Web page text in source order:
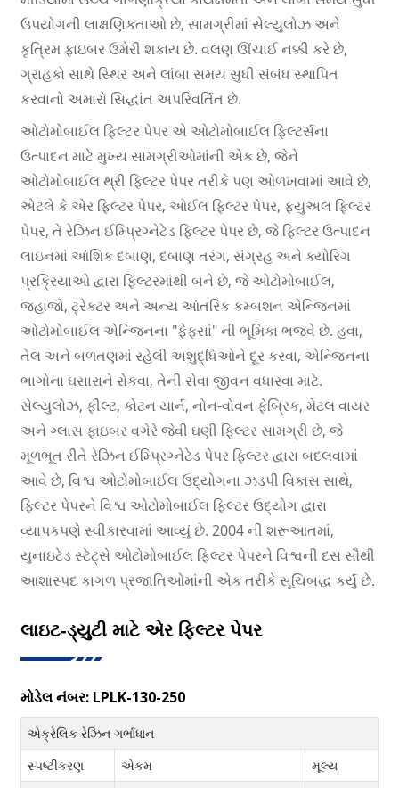
ઉપયોગની લાક્ષણિકતાઓ છે, સામગ્રીમાં સેલ્યુલોઝ અને
કૃત્રિમ ફાઇબર ઉમેરી શકાય છે. વલણ ઊંચાઈ નક્કી કરે છે,
ગ્રાહકો સાથે સ્થિર અને લાંબા સમય સુધી સંબંધ સ્થાપિત
કરવાનો અમારો સિદ્ધાંત અપરિવર્તિત છે.
ઓટોમોબાઈલ ફિલ્ટર પેપર એ ઓટોમોબાઈલ ફિલ્ટર્સના
ઉત્પાદન માટે મુખ્ય સામગ્રીઓમાંની એક છે, જેને
ઓટોમોબાઈલ થ્રી ફિલ્ટર પેપર તરીકે પણ ઓળખવામાં આવે છે,
એટલે કે એર ફિલ્ટર પેપર, ઓઈલ ફિલ્ટર પેપર, ફ્યુઅલ ફિલ્ટર
પેપર, તે રેઝિન ઈમ્પ્રિગ્નેટેડ ફિલ્ટર પેપર છે, જે ફિલ્ટર ઉત્પાદન
લાઇનમાં આંશિક દબાણ, દબાણ તરંગ, સંગ્રહ અને ક્યોરિંગ
પ્રક્રિયાઓ દ્વારા ફિલ્ટરમાંથી બને છે, જે ઓટોમોબાઈલ,
જહાજો, ટ્રેક્ટર અને અન્ય આંતરિક કમ્બશન એન્જિનમાં
ઓટોમોબાઈલ એન્જિનના "ફેફસાં" ની ભૂમિકા ભજવે છે. હવા,
તેલ અને બળતણમાં રહેલી અશુદ્ધિઓને દૂર કરવા, એન્જિનના
ભાગોના ઘસારાને રોકવા, તેની સેવા જીવન વધારવા માટે.
સેલ્યુલોઝ, ફીલ્ટ, કોટન યાર્ન, નોન-વોવન ફેબ્રિક, મેટલ વાયર
અને ગ્લાસ ફાઇબર વગેરે જેવી ઘણી ફિલ્ટર સામગ્રી છે, જે
મૂળભૂત રીતે રેઝિન ઈમ્પ્રિગ્નેટેડ પેપર ફિલ્ટર દ્વારા બદલવામાં
આવે છે, વિશ્વ ઓટોમોબાઈલ ઉદ્યોગના ઝડપી વિકાસ સાથે,
ફિલ્ટર પેપરને વિશ્વ ઓટોમોબાઈલ ફિલ્ટર ઉદ્યોગ દ્વારા
વ્યાપકપણે સ્વીકારવામાં આવ્યું છે. 2004 ની શરૂઆતમાં,
યુનાઇટેડ સ્ટેટ્સે ઓટોમોબાઈલ ફિલ્ટર પેપરને વિશ્વની દસ સૌથી
આશાસ્પદ કાગળ પ્રજાતિઓમાંની એક તરીકે સૂચિબદ્ધ કર્યું છે.
લાઇટ-ડ્યુટી માટે એર ફિલ્ટર પેપર
મોડેલ નંબર: LPLK-130-250
એક્રેલિક રેઝિન ગર્ભાધાન
સ્પષ્ટીકરણ
એકમ
મૂલ્ય